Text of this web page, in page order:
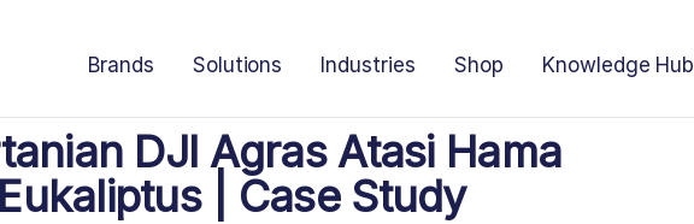
Brands Solutions Industries Shop Knowledge Hub
DJI Agras Atasi Hama
| Case Study